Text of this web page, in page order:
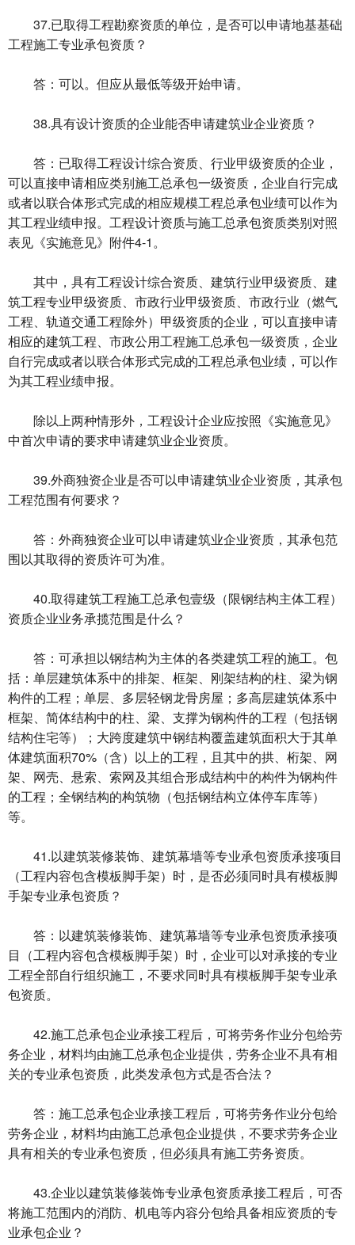
37.已取得工程勘察资质的单位，是否可以申请地基基础
工程施工专业承包资质？
答：可以。但应从最低等级开始申请。
38.具有设计资质的企业能否申请建筑业企业资质？
答：已取得工程设计综合资质、行业甲级资质的企业，
可以直接申请相应类别施工总承包一级资质，企业自行完成
或者以联合体形式完成的相应规模工程总承包业绩可以作为
其工程业绩申报。工程设计资质与施工总承包资质类别对照
表见《实施意见》附件4-1。
其中，具有工程设计综合资质、建筑行业甲级资质、建
筑工程专业甲级资质、市政行业甲级资质、市政行业（燃气
工程、轨道交通工程除外）甲级资质的企业，可以直接申请
相应的建筑工程、市政公用工程施工总承包一级资质，企业
自行完成或者以联合体形式完成的工程总承包业绩，可以作
为其工程业绩申报。
除以上两种情形外，工程设计企业应按照《实施意见》
中首次申请的要求申请建筑业企业资质。
39.外商独资企业是否可以申请建筑业企业资质，其承包
工程范围有何要求？
答：外商独资企业可以申请建筑业企业资质，其承包范
围以其取得的资质许可为准。
40.取得建筑工程施工总承包壹级（限钢结构主体工程）
资质企业业务承揽范围是什么？
答：可承担以钢结构为主体的各类建筑工程的施工。包
括：单层建筑体系中的排架、框架、刚架结构的柱、梁为钢
构件的工程；单层、多层轻钢龙骨房屋；多高层建筑体系中
框架、简体结构中的柱、梁、支撑为钢构件的工程（包括钢
结构住宅等）；大跨度建筑中钢结构覆盖建筑面积大于其单
体建筑面积70%（含）以上的工程，且其中的拱、桁架、网
架、网壳、悬索、索网及其组合形成结构中的构件为钢构件
的工程；全钢结构的构筑物（包括钢结构立体停车库等）
等。
41.以建筑装修装饰、建筑幕墙等专业承包资质承接项目
（工程内容包含模板脚手架）时，是否必须同时具有模板脚
手架专业承包资质？
答：以建筑装修装饰、建筑幕墙等专业承包资质承接项
目（工程内容包含模板脚手架）时，企业可以对承接的专业
工程全部自行组织施工，不要求同时具有模板脚手架专业承
包资质。
42.施工总承包企业承接工程后，可将劳务作业分包给劳
务企业，材料均由施工总承包企业提供，劳务企业不具有相
关的专业承包资质，此类发承包方式是否合法？
答：施工总承包企业承接工程后，可将劳务作业分包给
劳务企业，材料均由施工总承包企业提供，不要求劳务企业
具有相关的专业承包资质，但必须具有施工劳务资质。
43.企业以建筑装修装饰专业承包资质承接工程后，可否
将施工范围内的消防、机电等内容分包给具备相应资质的专
业承包企业？